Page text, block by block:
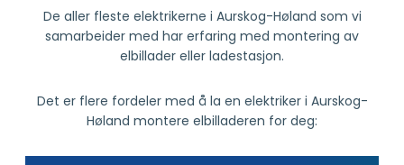
De aller fleste elektrikerne i Aurskog-Høland som vi
samarbeider med har erfaring med montering av
elbillader eller ladestasjon.
Det er flere fordeler med å la en elektriker i Aurskog-
Høland montere elbilladeren for deg: